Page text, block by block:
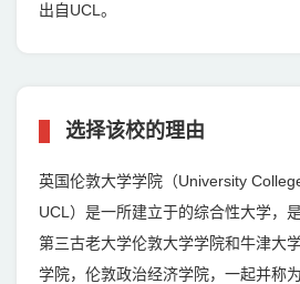
出自UCL。
选择该校的理由
英国伦敦大学学院（University
UCL）是一所建立于的综合性大学，
第三古老大学伦敦大学学院和牛津大
学院，伦敦政治经济学院，一起并称